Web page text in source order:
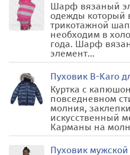
Шарф вязаный
одежды который
трикотажной
необходим в
года. Шарф
элемент...
Пуховик B-Karo
Куртка с
повседневном
молния,
искусственный
Карманы на
Пуховик мужской